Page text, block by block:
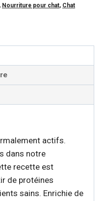
, Nourriture pour chat, Chat
actifs.
dans notre
recette est
de protéines
sains. Enrichie de